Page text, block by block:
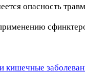
опасность
кишечные